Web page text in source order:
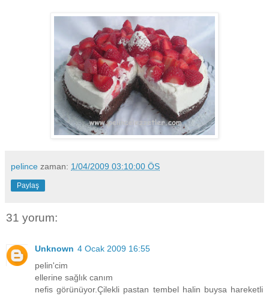
pelince zaman: 1/04/2009 03:10:00 ÖS
Paylaş
31 yorum:
Unknown 4 Ocak 2009 16:55
pelin'cim
ellerine sağlık canım
nefis görünüyor.Çilekli pastan tembel halin buysa hareketli